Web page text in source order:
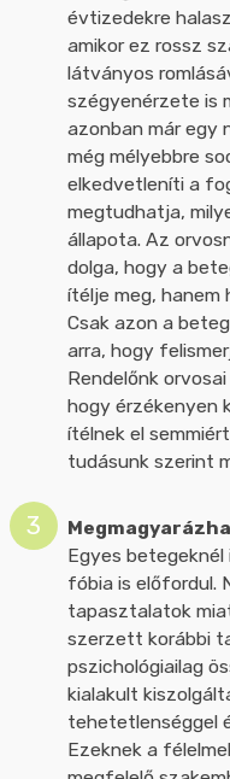
évtizedekre
amikor ez rossz
látványos
szégyenérzete is
azonban már egy
még mélyebbre
elkedvetleníti a
megtudhatja,
állapota. Az
dolga, hogy a
ítélje meg, hanem
Csak azon a
arra, hogy
Rendelőnk
hogy érzékenyen
ítélnek el
tudásunk szerint
Egyes
fóbia is előfordul.
tapasztalatok
szerzett korábbi
pszichológiailag
kialakult
tehetetlenséggel
Ezeknek a